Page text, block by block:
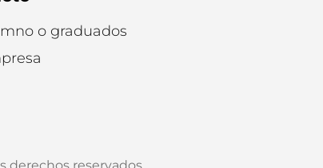
o graduados